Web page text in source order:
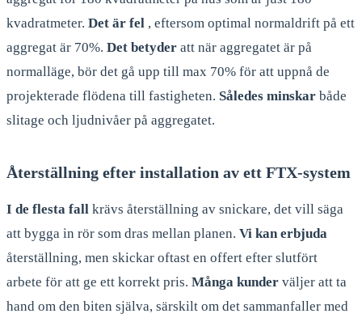
kvadratmeter. Det är fel , eftersom optimal normaldrift på ett
aggregat är 70%. Det betyder att när aggregatet är på
normalläge, bör det gå upp till max 70% för att uppnå de
projekterade flödena till fastigheten. Således minskar både
slitage och ljudnivåer på aggregatet.
Återställning efter installation av ett FTX-system
I de flesta fall krävs återställning av snickare, det vill säga
att bygga in rör som dras mellan planen. Vi kan erbjuda
återställning, men skickar oftast en offert efter slutfört
arbete för att ge ett korrekt pris. Många kunder väljer att ta
hand om den biten själva, särskilt om det sammanfaller med